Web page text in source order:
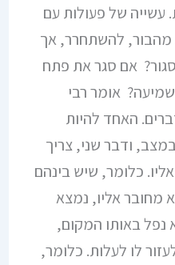
של פעולות עם
מהבור, להשתחרר, אך
אם סגר את פתח
אומר רבי
האחד להיות
ודבר שני, צריך
כלומר, שיש בינהם
מחובר אליו, נמצא
נפל באותו המקום,
לו לעלות. כלומר,